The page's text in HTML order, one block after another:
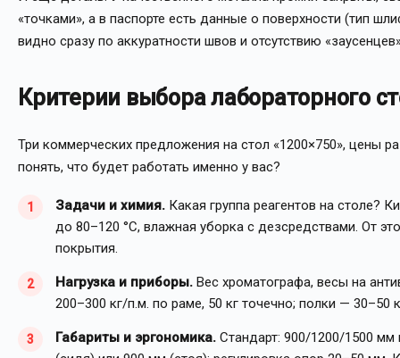
«точками», а в паспорте есть данные о поверхности (тип
видно сразу по аккуратности швов и отсутствию
Критерии выбора лабораторного
Три коммерческих предложения на стол «1200×750», цены
понять, что будет работать именно у вас?
Задачи и химия. Какая группа реагентов на столе?
до 80–120 °C, влажная уборка с дезсредствами. От
покрытия.
Нагрузка и приборы. Вес хроматографа, весы на
200–300 кг/п.м. по раме, 50 кг точечно; полки — 30–50
Габариты и эргономика. Стандарт: 900/1200/1500